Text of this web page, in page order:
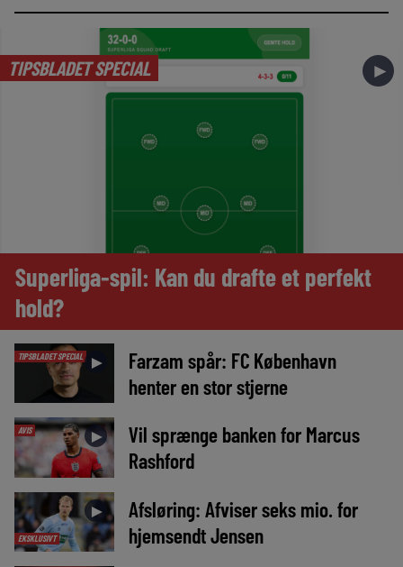
TIPSBLADET SPECIAL ►
Superliga-spil: Kan du drafte et perfekt
hold?
TIPSBLADET SPECIAL ►
Farzam spår: FC København
henter en stor stjerne
AVIS ►
Vil sprænge banken for Marcus
Rashford
EKSKLUSIVT
►
Afsløring: Afviser seks mio. for
hjemsendt Jensen